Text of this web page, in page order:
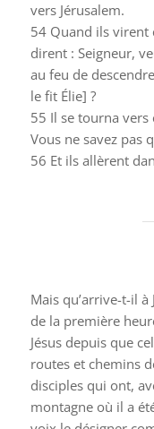
vers Jérusalem.
54 Quand ils virent
dirent : Seigneur,
au feu de
le fit Élie] ?
55 Il se tourna
Vous ne savez pas
56 Et ils allèrent
Mais qu’arrive-t-il à
de la première
Jésus depuis que
routes et chemins
disciples qui ont,
montagne où il a